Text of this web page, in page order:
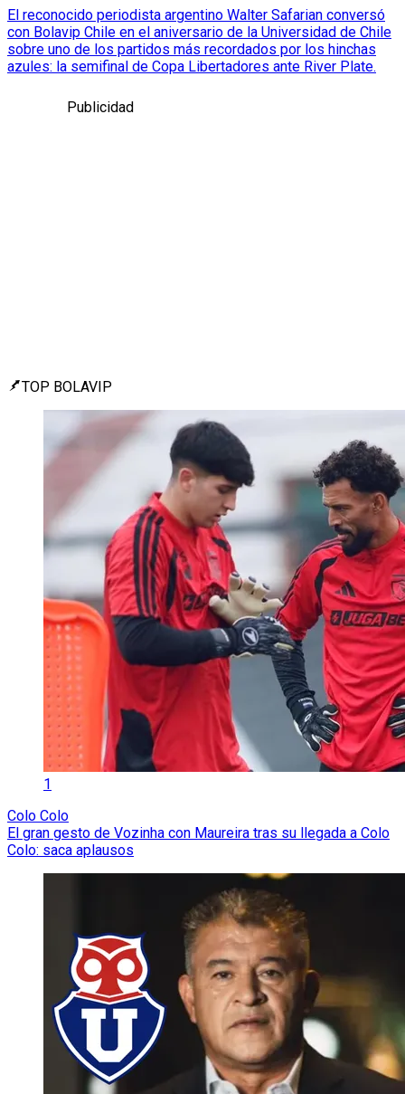
El reconocido periodista argentino Walter Safarian conversó
con Bolavip Chile en el aniversario de la Universidad de Chile
sobre uno de los partidos más recordados por los hinchas
azules: la semifinal de Copa Libertadores ante River Plate.
Publicidad
TOP BOLAVIP
1
Colo Colo
El gran gesto de Vozinha con Maureira tras su llegada a Colo
Colo: saca aplausos